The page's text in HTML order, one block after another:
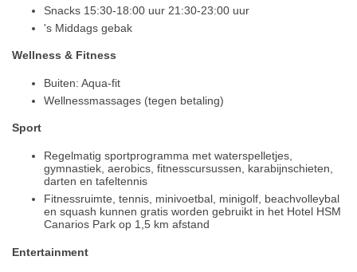
Snacks 15:30-18:00 uur 21:30-23:00 uur
's Middags gebak
Wellness & Fitness
Buiten: Aqua-fit
Wellnessmassages (tegen betaling)
Sport
Regelmatig sportprogramma met waterspelletjes,
gymnastiek, aerobics, fitnesscursussen, karabijnschieten,
darten en tafeltennis
Fitnessruimte, tennis, minivoetbal, minigolf, beachvolleybal
en squash kunnen gratis worden gebruikt in het Hotel HSM
Canarios Park op 1,5 km afstand
Entertainment